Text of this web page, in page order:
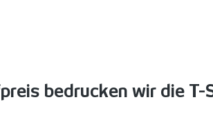
bedrucken wir die T-